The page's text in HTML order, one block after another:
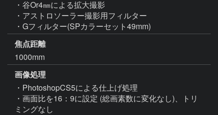
・谷Or4㎜による拡大撮影
・アストロソーラー撮影用フィルター
・Gフィルター(SPカラーセット49mm)
焦点距離
1000mm
画像処理
・PhotoshopCS5による仕上げ処理
・画面比を16：9に設定 (総画素数に変化なし)、トリ
ミングなし